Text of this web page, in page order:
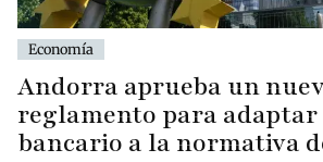
Economía
Andorra aprueba un
reglamento para adaptar
bancario a la normativa